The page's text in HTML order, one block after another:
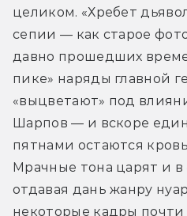
целиком. «Хребет
сепии — как старое
давно прошедших
пике» наряды главной
«выцветают» под
Шарпов — и вскоре
пятнами остаются
Мрачные тона царят и
отдавая дань жанру
некоторые кадры